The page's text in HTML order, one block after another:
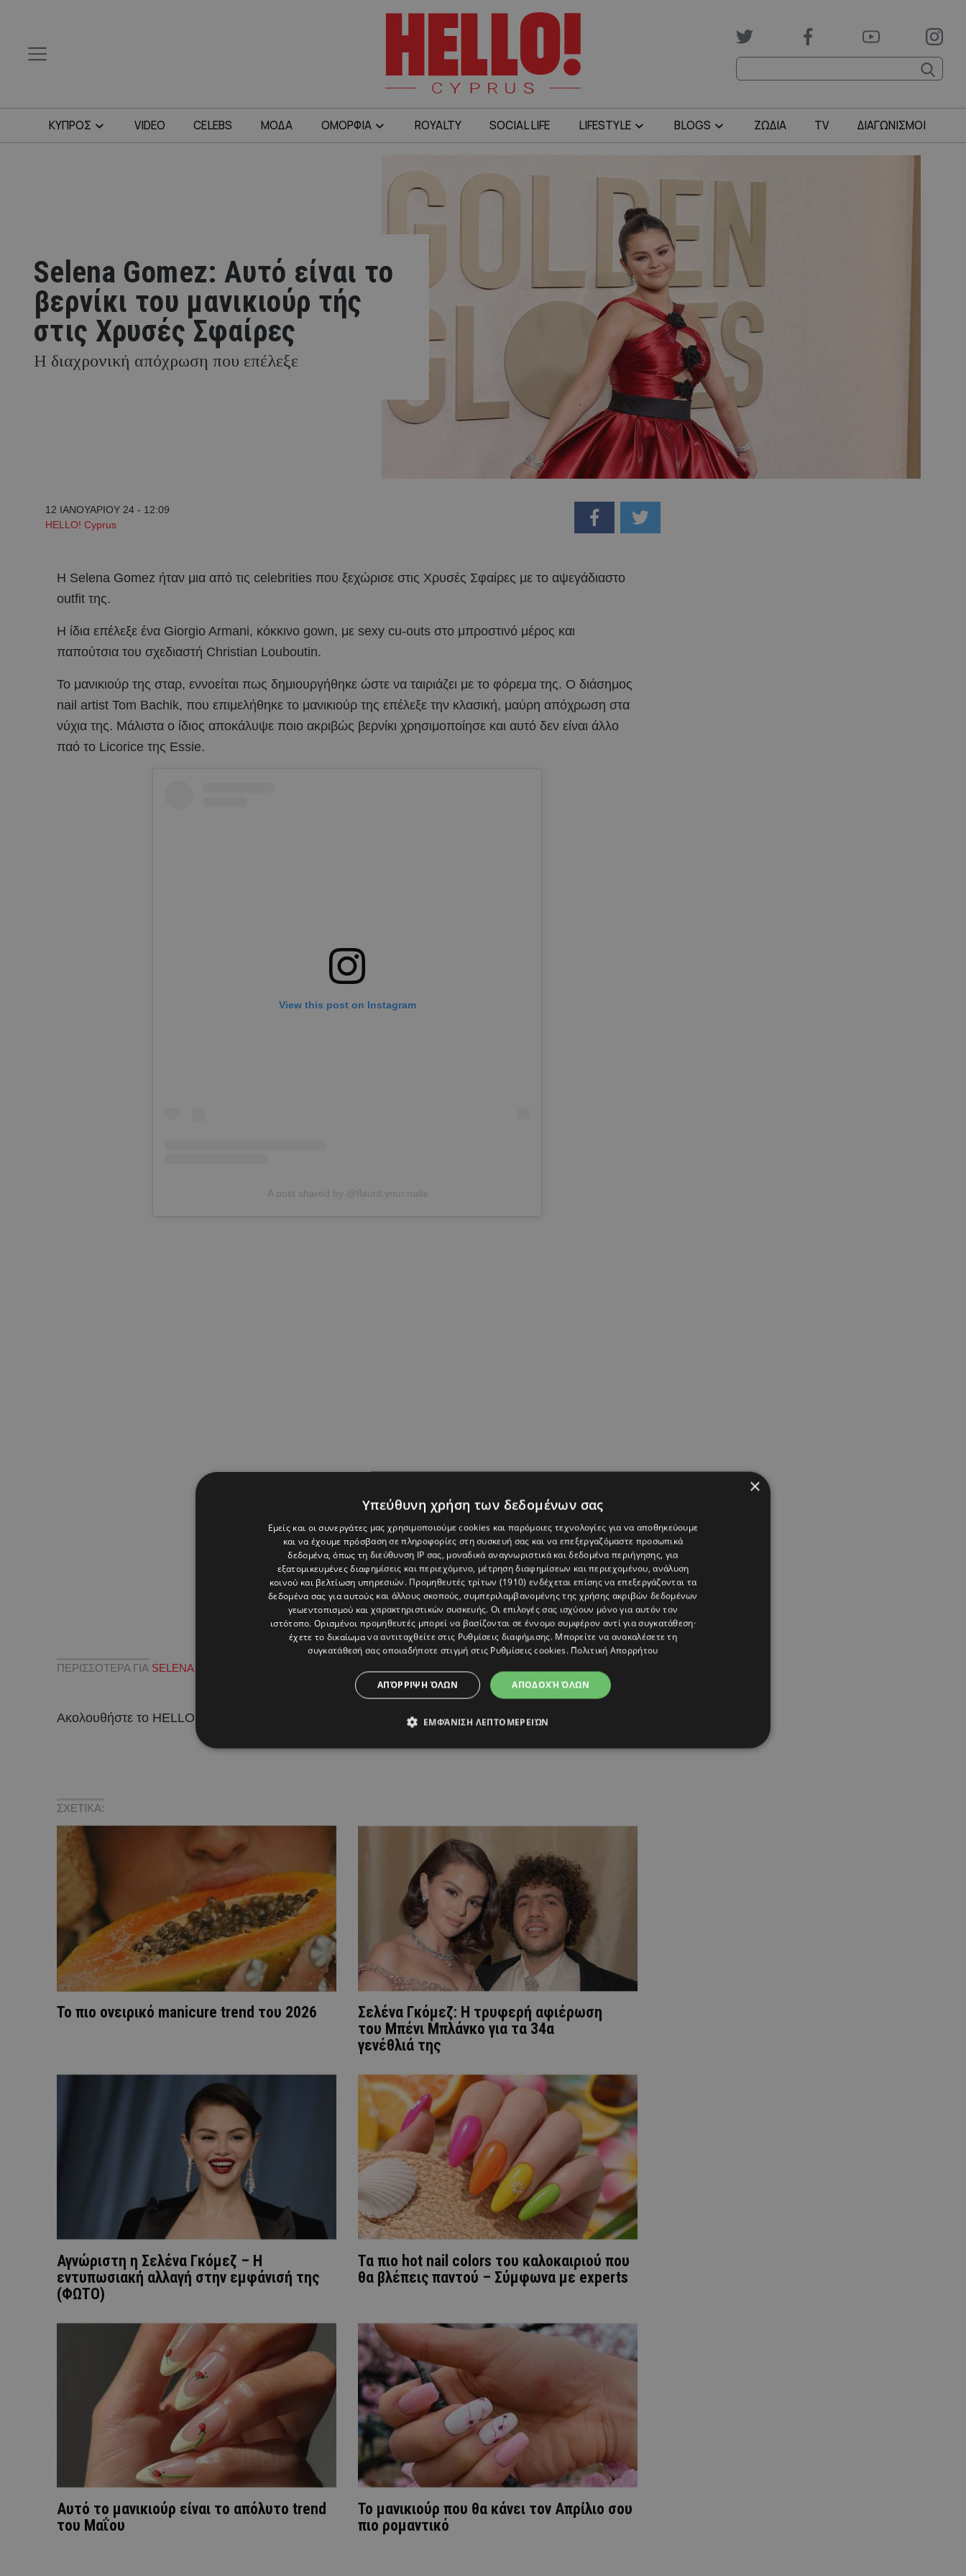
ΚΥΠΡΟΣ VIDEO CELEBS ΜΟΔΑ ΟΜΟΡΦΙΑ ROYALTY SOCIAL LIFE LIFESTYLE BLOGS ΖΩΔΙΑ TV ΔΙΑΓΩΝΙΣΜΟΙ
Selena Gomez: Αυτό είναι το
βερνίκι του μανικιούρ τής
στις Χρυσές Σφαίρες
Η διαχρονική απόχρωση που επέλεξε
12 ΙΑΝΟΥΑΡΙΟΥ 24 - 12:09
HELLO! Cyprus
Η Selena Gomez ήταν μια από τις celebrities που ξεχώρισε στις Χρυσές Σφαίρες με το αψεγάδιαστο
outfit της.
Η ίδια επέλεξε ένα Giorgio Armani, κόκκινο gown, με sexy cu-outs στο μπροστινό μέρος και
παπούτσια του σχεδιαστή Christian Louboutin.
Το μανικιούρ της σταρ, εννοείται πως δημιουργήθηκε ώστε να ταιριάζει με το φόρεμα της. Ο διάσημος
nail artist Tom Bachik, που επιμελήθηκε το μανικιούρ της επέλεξε την κλασική, μαύρη απόχρωση στα
νύχια της. Μάλιστα ο ίδιος αποκάλυψε ποιο ακριβώς βερνίκι χρησιμοποίησε και αυτό δεν είναι άλλο
παό το Licorice της Essie.
View this post on Instagram
A post shared by @flaunt.your.nails
ΠΕΡΙΣΣΟΤΕΡΑ ΓΙΑ SELENA GOMEZ
Ακολουθήστε το HELLO σε
ΣΧΕΤΙΚΑ:
Το πιο ονειρικό manicure trend του 2026
Σελένα Γκόμεζ: Η τρυφερή αφιέρωση
του Μπένι Μπλάνκο για τα 34α
γενέθλιά της
Αγνώριστη η Σελένα Γκόμεζ – Η
εντυπωσιακή αλλαγή στην εμφάνισή της
(ΦΩΤΟ)
Τα πιο hot nail colors του καλοκαιριού που
θα βλέπεις παντού – Σύμφωνα με experts
Αυτό το μανικιούρ είναι το απόλυτο trend
του Μαΐου
Το μανικιούρ που θα κάνει τον Απρίλιο σου
πιο ρομαντικό
×
Υπεύθυνη χρήση των δεδομένων σας
Εμείς και οι συνεργάτες μας χρησιμοποιούμε cookies και παρόμοιες τεχνολογίες για να αποθηκεύουμε
και να έχουμε πρόσβαση σε πληροφορίες στη συσκευή σας και να επεξεργαζόμαστε προσωπικά
δεδομένα, όπως τη διεύθυνση IP σας, μοναδικά αναγνωριστικά και δεδομένα περιήγησης, για
εξατομικευμένες διαφημίσεις και περιεχόμενο, μέτρηση διαφημίσεων και περιεχομένου, ανάλυση
κοινού και βελτίωση υπηρεσιών. Προμηθευτές τρίτων (1910) ενδέχεται επίσης να επεξεργάζονται τα
δεδομένα σας για αυτούς και άλλους σκοπούς, συμπεριλαμβανομένης της χρήσης ακριβών δεδομένων
γεωεντοπισμού και χαρακτηριστικών συσκευής. Οι επιλογές σας ισχύουν μόνο για αυτόν τον
ιστότοπο. Ορισμένοι προμηθευτές μπορεί να βασίζονται σε έννομο συμφέρον αντί για συγκατάθεση·
έχετε το δικαίωμα να αντιταχθείτε στις Ρυθμίσεις διαφήμισης. Μπορείτε να ανακαλέσετε τη
συγκατάθεσή σας οποιαδήποτε στιγμή στις Ρυθμίσεις cookies. Πολιτική Απορρήτου
ΑΠΟΔΟΧΉ ΌΛΩΝ
ΑΠΌΡΡΙΨΗ ΌΛΩΝ
ΕΜΦΆΝΙΣΗ ΛΕΠΤΟΜΕΡΕΙΏΝ